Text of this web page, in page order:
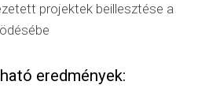
projektek beillesztése a
eredmények: